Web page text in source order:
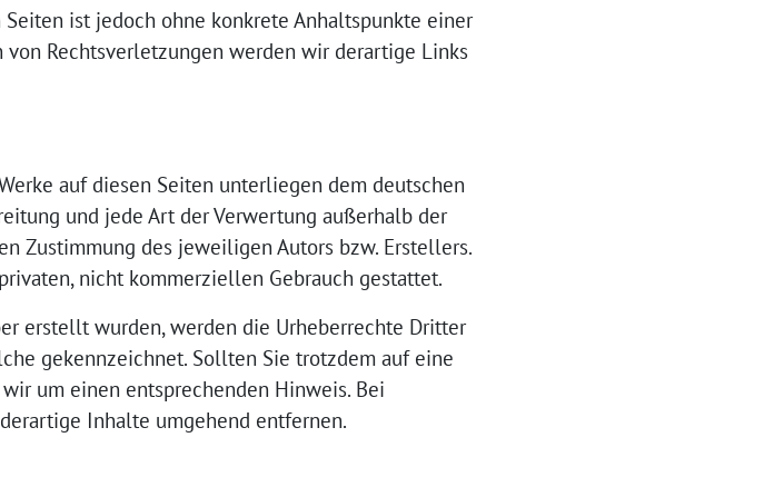
ist jedoch ohne konkrete Anhaltspunkte einer
Rechtsverletzungen werden wir derartige Links
auf diesen Seiten unterliegen dem deutschen
und jede Art der Verwertung außerhalb der
Zustimmung des jeweiligen Autors bzw. Erstellers.
nicht kommerziellen Gebrauch gestattet.
erstellt wurden, werden die Urheberrechte Dritter
gekennzeichnet. Sollten Sie trotzdem auf eine
um einen entsprechenden Hinweis. Bei
Inhalte umgehend entfernen.